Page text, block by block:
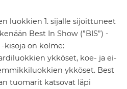
luokkien 1. sijalle sijoittuneet
Best In Show (”BIS”) -
kisoja on kolme:
ykköset, koe- ja ei-
ykköset. Best
tuomarit katsovat läpi